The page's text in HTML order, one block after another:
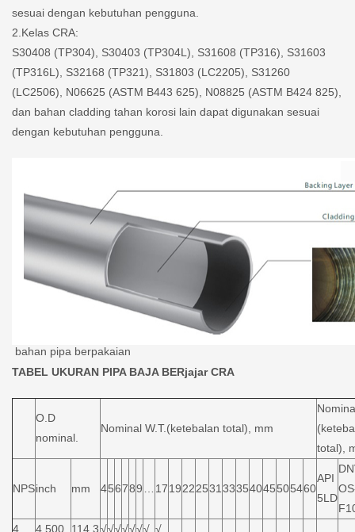
sesuai dengan kebutuhan pengguna.
2.Kelas CRA:
S30408 (TP304), S30403 (TP304L), S31608 (TP316), S31603
(TP316L), S32168 (TP321), S31803 (LC2205), S31260
(LC2506), N06625 (ASTM B443 625), N08825 (ASTM B424 825),
dan bahan cladding tahan korosi lain dapat digunakan sesuai
dengan kebutuhan pengguna.
bahan pipa berpakaian
TABEL UKURAN PIPA BAJA BERjajar CRA
O.D
nominal.
Nominal W.T.(ketebalan total), mm
total),
NPSinch mm 456789 … 171922253133354045505460
API
5LD
4
4.500 114.3√√√√√√√ √